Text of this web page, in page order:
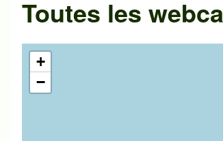
Toutes les
+
−